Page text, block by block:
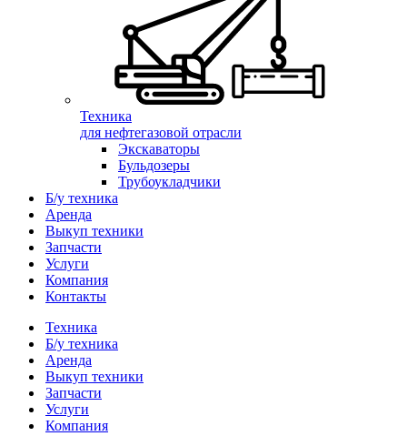
Техника
для нефтегазовой отрасли
Экскаваторы
Бульдозеры
Трубоукладчики
Б/у техника
Аренда
Выкуп техники
Запчасти
Услуги
Компания
Контакты
Техника
Б/у техника
Аренда
Выкуп техники
Запчасти
Услуги
Компания